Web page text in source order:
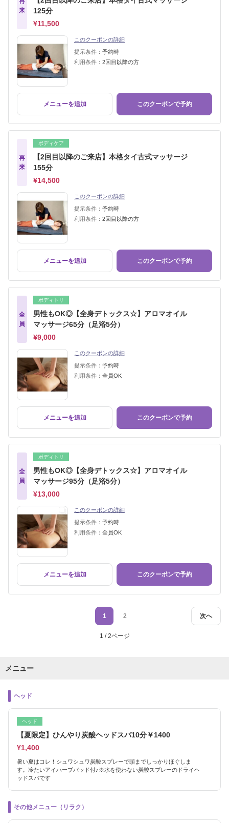
来
125分
¥11,500
このクーポンの詳細
提示条件： 予約時
利用条件： 2回目以降の方
メニューを追加 このクーポンで予約
再
来
ボディケア
【2回目以降のご来店】本格タイ古式マッサージ
155分
¥14,500
このクーポンの詳細
提示条件： 予約時
利用条件： 2回目以降の方
メニューを追加 このクーポンで予約
全
員
ボディトリ
男性もOK◎【全身デトックス☆】アロマオイル
マッサージ65分（足浴5分）
¥9,000
このクーポンの詳細
提示条件： 予約時
利用条件： 全員OK
メニューを追加 このクーポンで予約
全
員
ボディトリ
男性もOK◎【全身デトックス☆】アロマオイル
マッサージ95分（足浴5分）
¥13,000
このクーポンの詳細
提示条件： 予約時
利用条件： 全員OK
メニューを追加 このクーポンで予約
次へ
1 2
1 / 2ページ
メニュー
ヘッド
ヘッド
【夏限定】ひんやり炭酸ヘッドスパ10分￥1400
¥1,400
暑い夏はコレ！シュワシュワ炭酸スプレーで頭までしっかりほぐしま
す。冷たいアイハーブパッド付♪※水を使わない炭酸スプレーのドライヘ
ッドスパです
その他メニュー（リラク）